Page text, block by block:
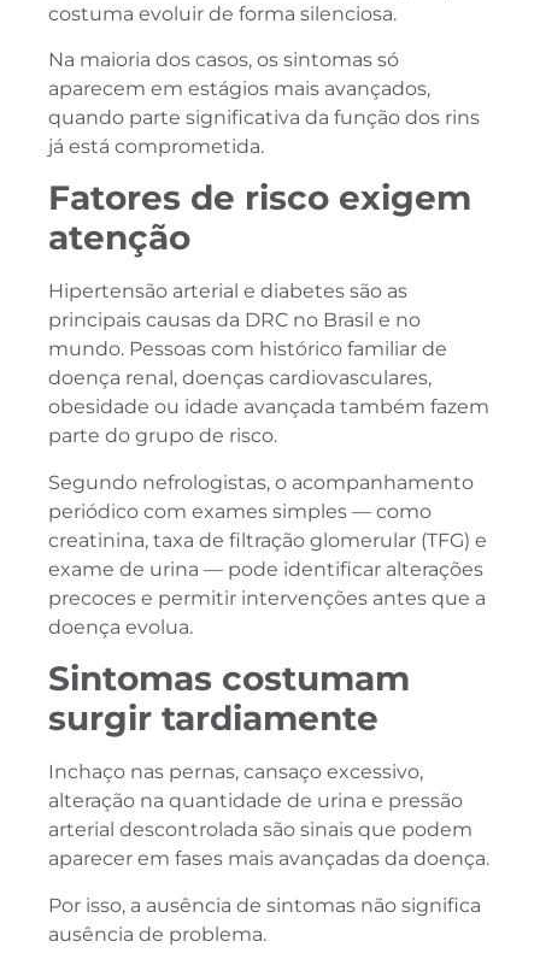
costuma evoluir de forma silenciosa.
Na maioria dos casos, os sintomas só
aparecem em estágios mais avançados,
quando parte significativa da função dos rins
já está comprometida.
Fatores de risco exigem
atenção
Hipertensão arterial e diabetes são as
principais causas da DRC no Brasil e no
mundo. Pessoas com histórico familiar de
doença renal, doenças cardiovasculares,
obesidade ou idade avançada também fazem
parte do grupo de risco.
Segundo nefrologistas, o acompanhamento
periódico com exames simples — como
creatinina, taxa de filtração glomerular (TFG) e
exame de urina — pode identificar alterações
precoces e permitir intervenções antes que a
doença evolua.
Sintomas costumam
surgir tardiamente
Inchaço nas pernas, cansaço excessivo,
alteração na quantidade de urina e pressão
arterial descontrolada são sinais que podem
aparecer em fases mais avançadas da doença.
Por isso, a ausência de sintomas não significa
ausência de problema.